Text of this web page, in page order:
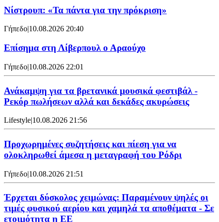
Νίστρουπ: «Τα πάντα για την πρόκριση»
Γήπεδο|10.08.2026 20:40
Επίσημα στη Λίβερπουλ ο Αραούχο
Γήπεδο|10.08.2026 22:01
Ανάκαμψη για τα βρετανικά μουσικά φεστιβάλ -
Ρεκόρ πωλήσεων αλλά και δεκάδες ακυρώσεις
Lifestyle|10.08.2026 21:56
Προχωρημένες συζητήσεις και πίεση για να
ολοκληρωθεί άμεσα η μεταγραφή του Ρόδρι
Γήπεδο|10.08.2026 21:51
Έρχεται δύσκολος χειμώνας: Παραμένουν ψηλές οι
τιμές φυσικού αερίου και χαμηλά τα αποθέματα - Σε
ετοιμότητα η ΕΕ